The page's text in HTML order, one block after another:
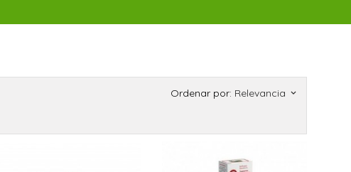
Ordenar por: Relevancia keyboard_arrow_down